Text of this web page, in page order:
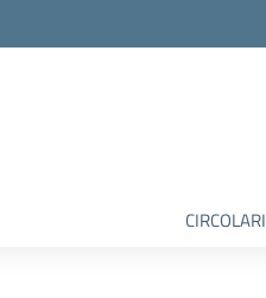
CIRCOLARI